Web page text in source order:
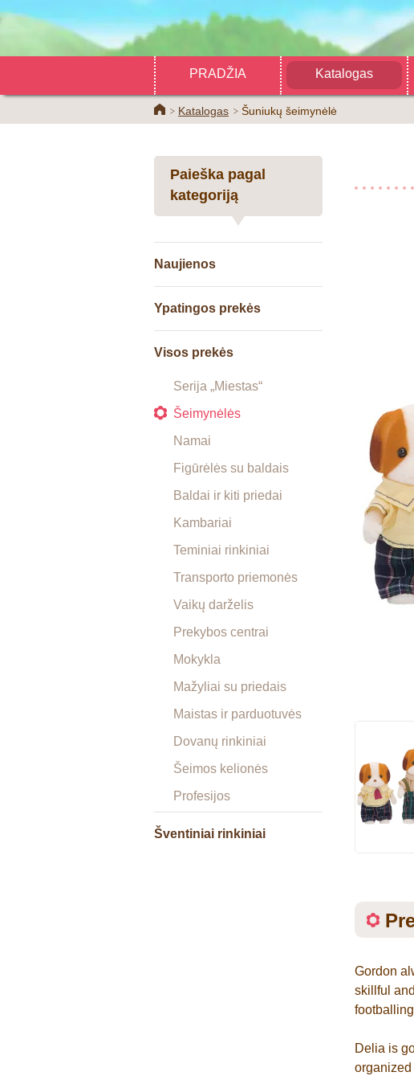
PRADŽIA Katalogas
HomeKatalogas Šuniukų šeimynėlė
Paieška pagal
kategoriją
Naujienos
Ypatingos prekės
Visos prekės
Serija „Miestas“
Šeimynėlės
Namai
Figūrėlės su baldais
Baldai ir kiti priedai
Kambariai
Teminiai rinkiniai
Transporto priemonės
Vaikų darželis
Prekybos centrai
Mokykla
Mažyliai su priedais
Maistas ir parduotuvės
Dovanų rinkiniai
Šeimos kelionės
Profesijos
Šventiniai rinkiniai
Gordon
skillful
Delia is